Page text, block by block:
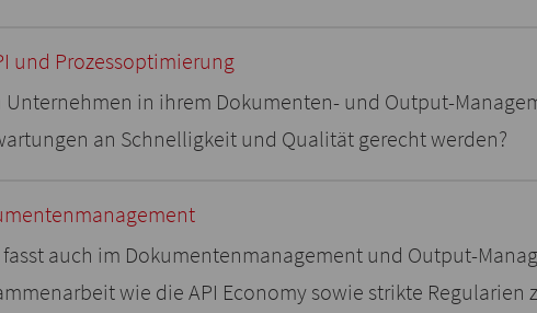
und Prozessoptimierung
Unternehmen in ihrem Dokumenten- und Output-
an Schnelligkeit und Qualität gerecht werden?
fasst auch im Dokumentenmanagement und Output-
wie die API Economy sowie strikte Regularien